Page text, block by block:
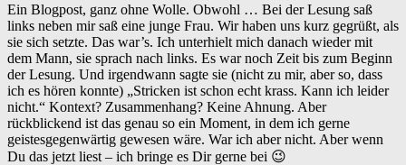
Ein Blogpost, ganz ohne Wolle. Obwohl … Bei der Lesung saß
links neben mir saß eine junge Frau. Wir haben uns kurz gegrüßt, als
sie sich setzte. Das war’s. Ich unterhielt mich danach wieder mit
dem Mann, sie sprach nach links. Es war noch Zeit bis zum Beginn
der Lesung. Und irgendwann sagte sie (nicht zu mir, aber so, dass
ich es hören konnte) „Stricken ist schon echt krass. Kann ich leider
nicht.“ Kontext? Zusammenhang? Keine Ahnung. Aber
rückblickend ist das genau so ein Moment, in dem ich gerne
geistesgegenwärtig gewesen wäre. War ich aber nicht. Aber wenn
Du das jetzt liest – ich bringe es Dir gerne bei 😉